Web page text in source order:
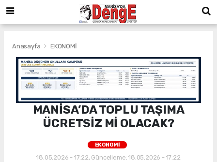
Anasayfa EKONOMİ
MANİSA’DA TOPLU TAŞIMA
ÜCRETSİZ Mİ OLACAK?
EKONOMİ
18.05.2026 - 17:22, Güncelleme: 18.05.2026 - 17:22